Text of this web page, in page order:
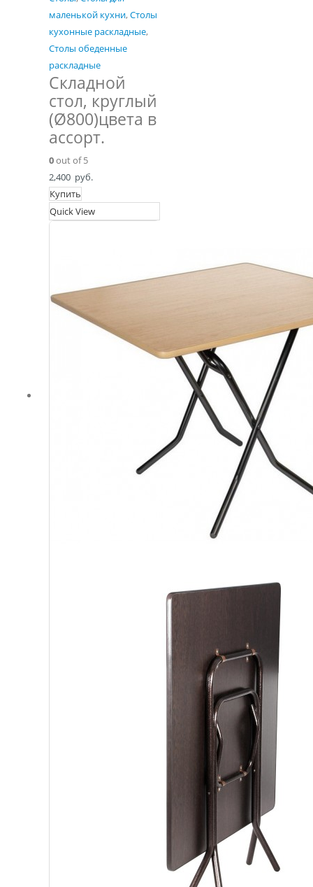
маленькой кухни,Столы
кухонные раскладные,
Столы обеденные
раскладные
Складной
стол, круглый
(Ø800)цвета в
ассорт.
0out of 5
2,400 руб.
Купить
Quick View